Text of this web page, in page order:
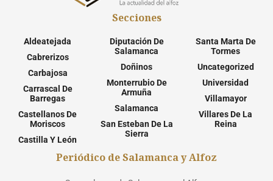
Secciones
Aldeatejada
Cabrerizos
Carbajosa
Carrascal De
Barregas
Castellanos De
Moriscos
Castilla Y León
Diputación De
Salamanca
Doñinos
Monterrubio De
Armuña
Salamanca
San Esteban De La
Sierra
Santa Marta De
Tormes
Uncategorized
Universidad
Villamayor
Villares De La
Reina
Periódico de Salamanca y Alfoz